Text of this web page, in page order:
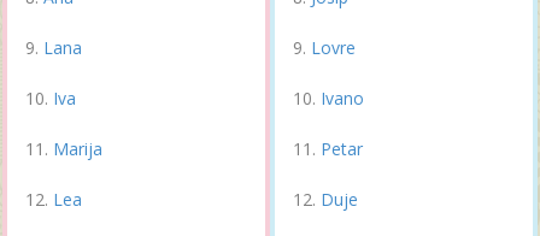
Lana
Iva
Marija
Lea
Lovre
Ivano
Petar
Duje